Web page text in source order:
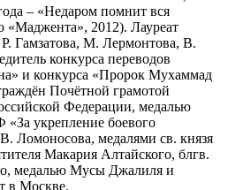
– «Недаром помнит вся
«Маджента», 2012). Лауреат
Гамзатова, М. Лермонтова, В.
конкурса переводов
и конкурса «Пророк Мухаммад
Почётной грамотой
Федерации, медалью
укрепление боевого
Ломоносова, медалями св. князя
Макария Алтайского, блгв.
медалью Мусы Джалиля и
в Москве.